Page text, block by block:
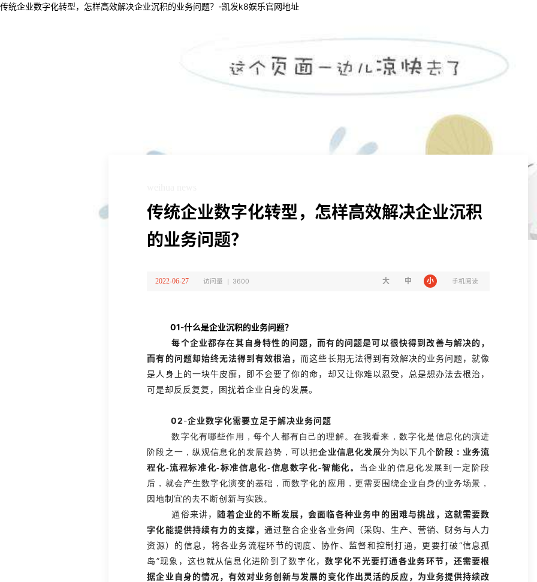
传统企业数字化转型，怎样高效解决企业沉积的业务问题？-凯发k8娱乐官网地址
传统企业数字化转型，怎样高效解决企业沉积
的业务问题？
2022-06-27 访问量 3600 手机阅读
大 中 小
01-什么是企业沉积的业务问题？
每个企业都存在其自身特性的问题，而有的问题是可以很快得到改善与解决的，
而有的问题却始终无法得到有效根治，而这些长期无法得到有效解决的业务问题，就像
是人身上的一块牛皮癣，即不会要了你的命，却又让你难以忍受，总是想办法去根治，
可是却反反复复，困扰着企业自身的发展。
02-企业数字化需要立足于解决业务问题
数字化有哪些作用，每个人都有自己的理解。在我看来，数字化是信息化的演进
阶段之一，纵观信息化的发展趋势，可以把企业信息化发展分为以下几个 阶段：业务流
程化-流程标准化-标准信息化-信息数字化-智能化。 当企业的信息化发展到一定阶段
后，就会产生数字化演变的基础，而数字化的应用，更需要围绕企业自身的业务场景，
因地制宜的去不断创新与实践。
通俗来讲， 随着企业的不断发展，会面临各种业务中的困难与挑战，这就需要数
字化能提供持续有力的支撑，通过整合企业各业务间（采购、生产、营销、财务与人力
资源）的信息，将各业务流程环节的调度、协作、监督和控制打通，更要打破“信息孤
岛”现象，这也就从信息化进阶到了数字化，数字化不光要打通各业务环节，还需要根
据企业自身的情况，有效对业务创新与发展的变化作出灵活的反应，为业务提供持续改